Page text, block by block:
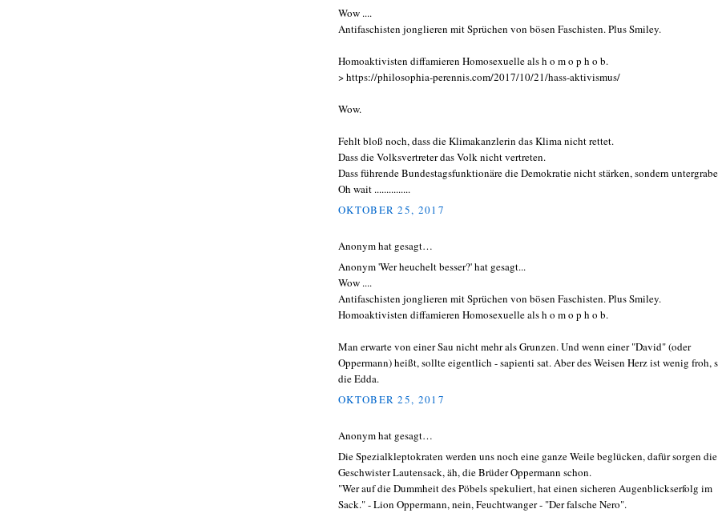
Wow ....
Antifaschisten jonglieren mit Sprüchen von bösen Faschisten. Plus Smiley.
Homoaktivisten diffamieren Homosexuelle als h o m o p h o b.
> https://philosophia-perennis.com/2017/10/21/hass-aktivismus/
Wow.
Fehlt bloß noch, dass die Klimakanzlerin das Klima nicht rettet.
Dass die Volksvertreter das Volk nicht vertreten.
Dass führende Bundestagsfunktionäre die Demokratie nicht stärken, sondern
Oh wait ...............
OKTOBER 25, 2017
Anonym hat gesagt…
Anonym 'Wer heuchelt besser?' hat gesagt...
Wow ....
Antifaschisten jonglieren mit Sprüchen von bösen Faschisten. Plus Smiley.
Homoaktivisten diffamieren Homosexuelle als h o m o p h o b.
Man erwarte von einer Sau nicht mehr als Grunzen. Und wenn einer "David" (oder
Oppermann) heißt, sollte eigentlich - sapienti sat. Aber des Weisen Herz ist wenig froh,
die Edda.
OKTOBER 25, 2017
Anonym hat gesagt…
Die Spezialkleptokraten werden uns noch eine ganze Weile beglücken, dafür sorgen die
Geschwister Lautensack, äh, die Brüder Oppermann schon.
"Wer auf die Dummheit des Pöbels spekuliert, hat einen sicheren Augenblickserfolg im
Sack." - Lion Oppermann, nein, Feuchtwanger - "Der falsche Nero".